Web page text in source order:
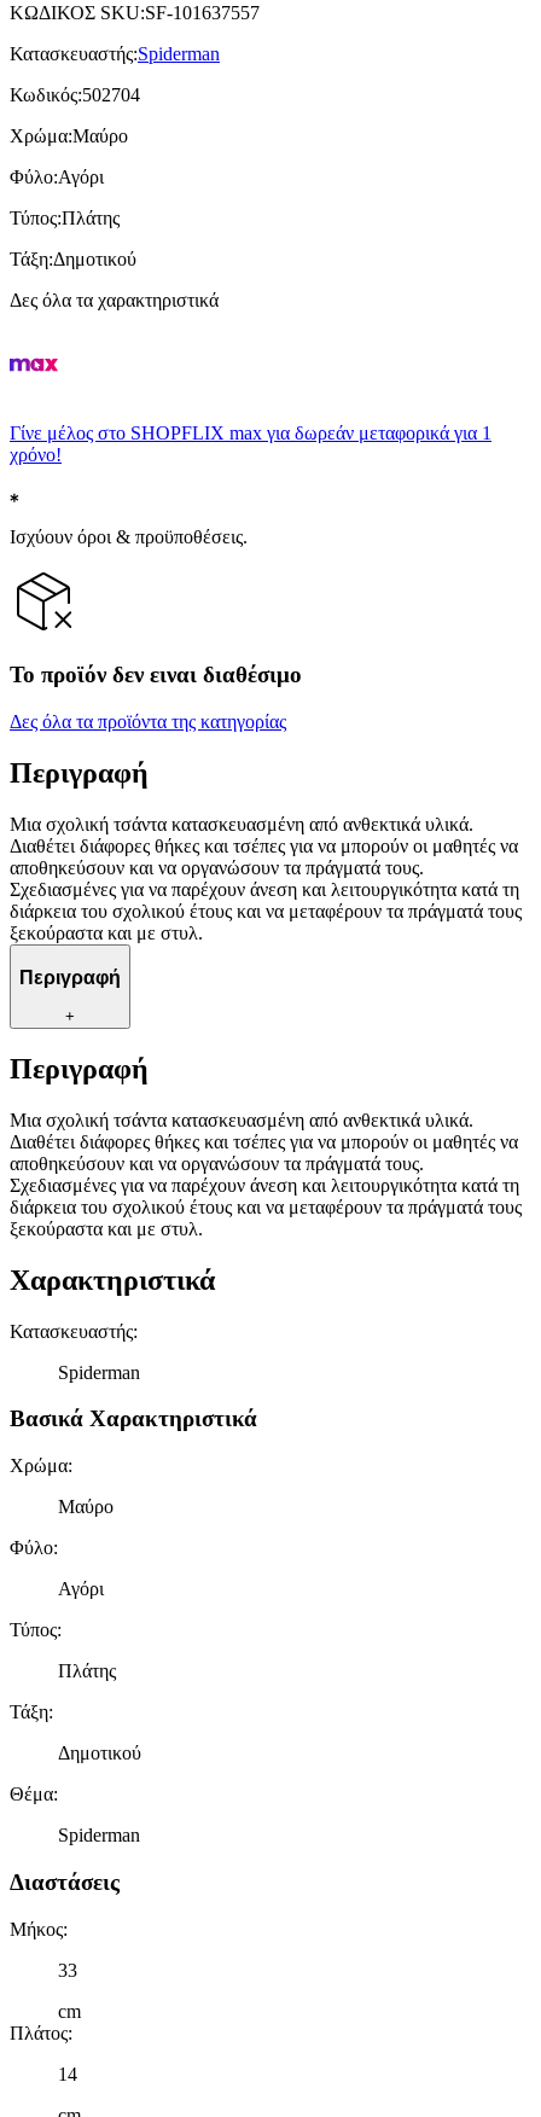
ΚΩΔΙΚΟΣ SKU:SF-101637557
Κατασκευαστής:Spiderman
Κωδικός:502704
Χρώμα:Μαύρο
Φύλο:Αγόρι
Τύπος:Πλάτης
Τάξη:Δημοτικού
Δες όλα τα χαρακτηριστικά
Γίνε μέλος στο SHOPFLIX max για δωρεάν μεταφορικά για 1
χρόνο!
Ισχύουν όροι & προϋποθέσεις.
Το προϊόν δεν ειναι διαθέσιμο
Δες όλα τα προϊόντα της κατηγορίας
Περιγραφή
Μια σχολική τσάντα κατασκευασμένη από ανθεκτικά υλικά.
Διαθέτει διάφορες θήκες και τσέπες για να μπορούν οι μαθητές να
αποθηκεύσουν και να οργανώσουν τα πράγματά τους.
Σχεδιασμένες για να παρέχουν άνεση και λειτουργικότητα κατά τη
διάρκεια του σχολικού έτους και να μεταφέρουν τα πράγματά τους
ξεκούραστα και με στυλ.
Περιγραφή
+
Περιγραφή
Μια σχολική τσάντα κατασκευασμένη από ανθεκτικά υλικά.
Διαθέτει διάφορες θήκες και τσέπες για να μπορούν οι μαθητές να
αποθηκεύσουν και να οργανώσουν τα πράγματά τους.
Σχεδιασμένες για να παρέχουν άνεση και λειτουργικότητα κατά τη
διάρκεια του σχολικού έτους και να μεταφέρουν τα πράγματά τους
ξεκούραστα και με στυλ.
Χαρακτηριστικά
Κατασκευαστής:
Spiderman
Βασικά Χαρακτηριστικά
Χρώμα:
Μαύρο
Φύλο:
Αγόρι
Τύπος:
Πλάτης
Τάξη:
Δημοτικού
Θέμα:
Spiderman
Διαστάσεις
Μήκος:
33
cm
Πλάτος:
14